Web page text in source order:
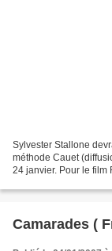
Sylvester Stallone
méthode Cauet
24 janvier. Pour le film
Camarades (